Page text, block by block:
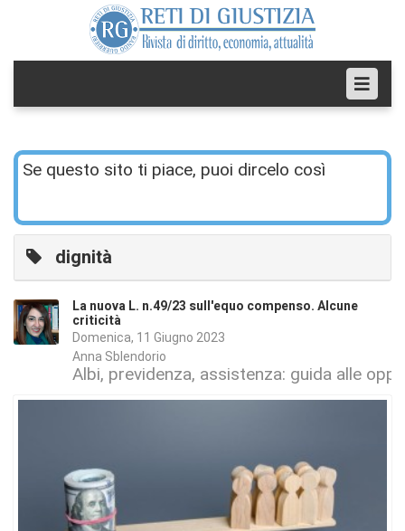
Se questo sito ti piace, puoi dircelo così
dignità
La nuova L. n.49/23 sull'equo compenso. Alcune
criticità
Domenica, 11 Giugno 2023
Anna Sblendorio
Albi, previdenza, assistenza: guida alle